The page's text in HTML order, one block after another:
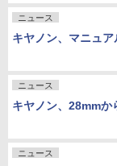
ニュース
キヤノン、マニュ
ニュース
キヤノン、28mmか
ニュース